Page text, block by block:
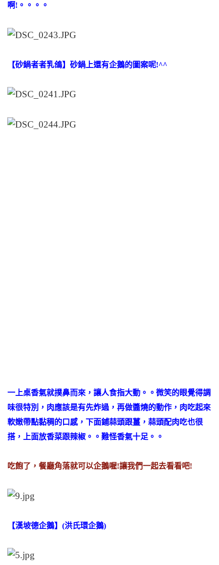
啊!。。。。
【砂鍋者者乳鴿】砂鍋上還有企鵝的圖案呢!^^
一上桌香氣就撲鼻而來，讓人食指大動。。 微笑的眼覺得調
味很特別，肉應該是有先炸過，再做醬燒的動作，肉吃起來
軟嫩帶點黏稠的口感，下面鋪蒜頭跟薑，蒜頭配肉吃也很
搭，上面放香菜跟辣椒。。難怪香氣十足。。
吃飽了，餐廳角落就可以企鵝喔!讓我們一起去看看吧!
【漢坡德企鵝】(洪氏環企鵝)